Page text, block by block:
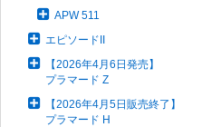
APW 511
エピソードII
【2026年4月6日発売】
プラマード Z
【2026年4月5日販売終了】
プラマード H